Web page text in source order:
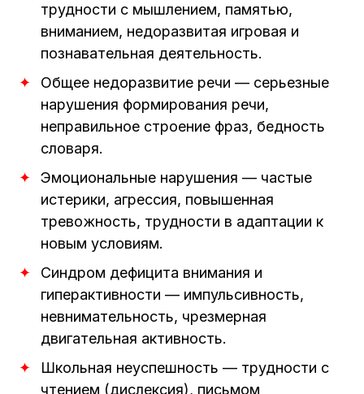
трудности с мышлением, памятью,
вниманием, недоразвитая игровая и
познавательная деятельность.
Общее недоразвитие речи — серьезные
нарушения формирования речи,
неправильное строение фраз, бедность
словаря.
Эмоциональные нарушения — частые
истерики, агрессия, повышенная
тревожность, трудности в адаптации к
новым условиям.
Синдром дефицита внимания и
гиперактивности — импульсивность,
невнимательность, чрезмерная
двигательная активность.
Школьная неуспешность — трудности с
чтением (дислексия), письмом